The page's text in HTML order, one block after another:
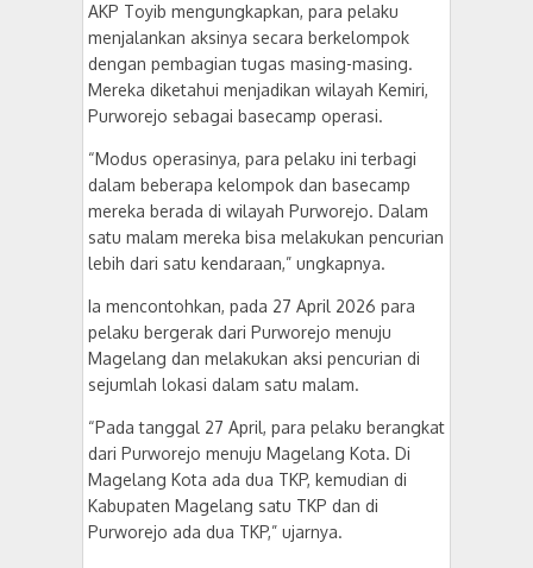
AKP Toyib mengungkapkan, para pelaku
menjalankan aksinya secara berkelompok
dengan pembagian tugas masing-masing.
Mereka diketahui menjadikan wilayah Kemiri,
Purworejo sebagai basecamp operasi.
“Modus operasinya, para pelaku ini terbagi
dalam beberapa kelompok dan basecamp
mereka berada di wilayah Purworejo. Dalam
satu malam mereka bisa melakukan pencurian
lebih dari satu kendaraan,” ungkapnya.
Ia mencontohkan, pada 27 April 2026 para
pelaku bergerak dari Purworejo menuju
Magelang dan melakukan aksi pencurian di
sejumlah lokasi dalam satu malam.
“Pada tanggal 27 April, para pelaku berangkat
dari Purworejo menuju Magelang Kota. Di
Magelang Kota ada dua TKP, kemudian di
Kabupaten Magelang satu TKP dan di
Purworejo ada dua TKP,” ujarnya.